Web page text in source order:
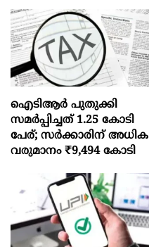
ഐടിആര്‍ പുതുക്കി
സമർപ്പിച്ചത് 1.25 കോടി
പേര്; സർക്കാരിന് അധിക
വരുമാനം ₹9,494 കോടി